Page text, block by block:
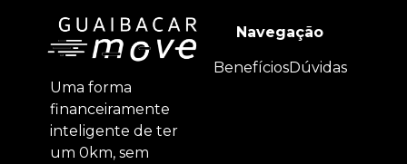
Uma forma
financeiramente
inteligente de ter
um 0km, sem
Navegação
BenefíciosDúvidas